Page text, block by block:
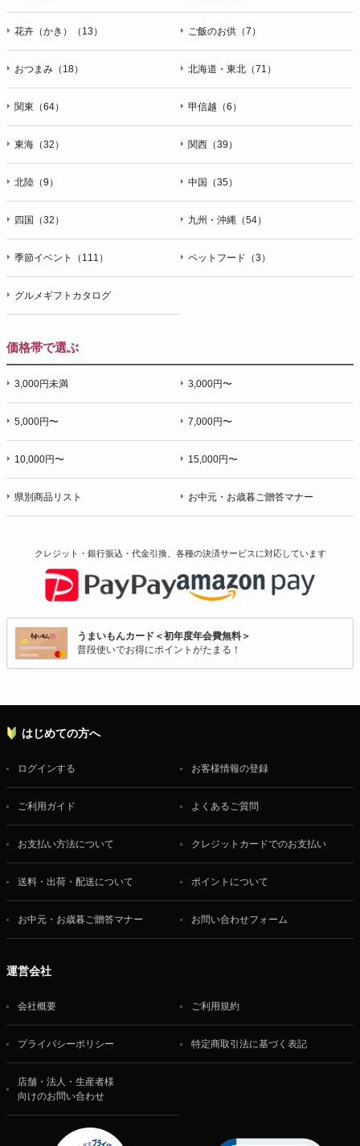
花卉（かき）（13） ご飯のお供（7）
おつまみ（18） 北海道・東北（71）
関東（64） 甲信越（6）
東海（32） 関西（39）
北陸（9） 中国（35）
四国（32） 九州・沖縄（54）
季節イベント（111） ペットフード（3）
グルメギフトカタログ
価格帯で選ぶ
3,000円未満 3,000円〜
5,000円〜 7,000円〜
10,000円〜 15,000円〜
県別商品リスト お中元・お歳暮ご贈答マナー
クレジット・銀行振込・代金引換、各種の決済サービスに対応しています
うまいもんカード＜初年度年会費無料＞
普段使いでお得にポイントがたまる！
はじめての方へ
ログインする お客様情報の登録
ご利用ガイド よくあるご質問
お支払い方法について クレジットカードでのお支払い
送料・出荷・配送について ポイントについて
お中元・お歳暮ご贈答マナー お問い合わせフォーム
運営会社
会社概要 ご利用規約
プライバシーポリシー 特定商取引法に基づく表記
店舗・法人・生産者様
向けのお問い合わせ